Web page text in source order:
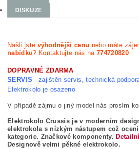
DISKUZE
Našli jste výhodnější cenu nebo máte
nabídku? Kontaktujte nás na 774720820
DOPRAVNÉ ZDARMA
SERVIS - zajištěn servis, technická
Elektrokolo je osazeno
V případě zájmu o jiný model nás prosím
Elektrokolo Crussis je v moderním
elektrokola s nízkým nástupem což
kategorie. Značkové komponenty.
Designově velmi pěkné elektrokolo.